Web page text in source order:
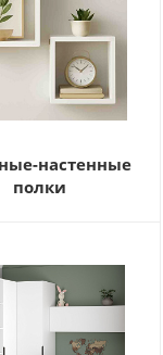
настенные
полки